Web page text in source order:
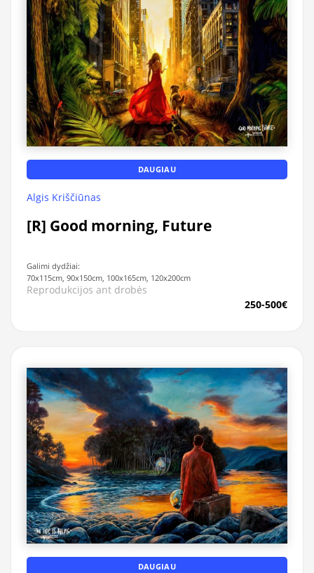
DAUGIAU
Algis Kriščiūnas
[R] Good morning, Future
Galimi dydžiai:
70x115cm, 90x150cm, 100x165cm, 120x200cm
Reprodukcijos ant drobės
250-500€
DAUGIAU